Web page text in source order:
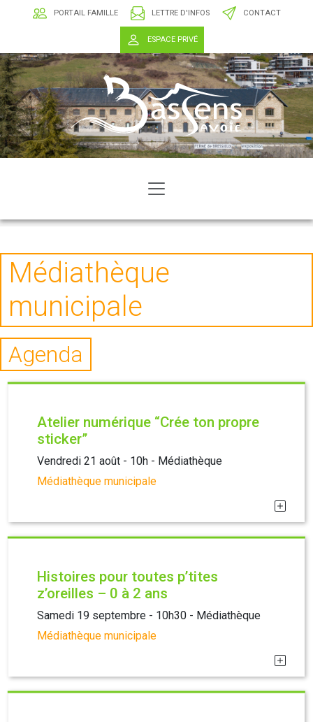
PORTAIL FAMILLE LETTRE D'INFOS CONTACT
ESPACE PRIVÉ
Médiathèque
municipale
Agenda
Atelier numérique “Crée ton propre
sticker”
Vendredi 21 août - 10h - Médiathèque
Médiathèque municipale
Histoires pour toutes p’tites
z’oreilles – 0 à 2 ans
Samedi 19 septembre - 10h30 - Médiathèque
Médiathèque municipale